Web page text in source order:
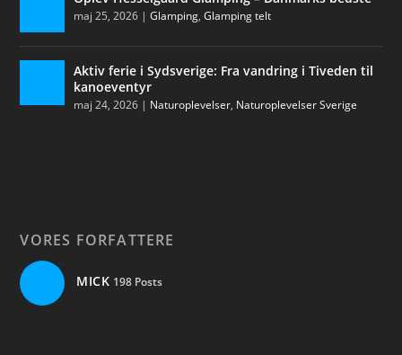
maj 25, 2026 |Glamping,Glamping telt
Aktiv ferie i Sydsverige: Fra vandring i Tiveden til
kanoeventyr
maj 24, 2026 | Naturoplevelser, Naturoplevelser Sverige
VORES FORFATTERE
MICK 198 Posts